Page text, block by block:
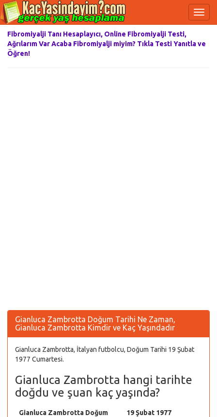
Fibromiyalji Tanı Hesaplayıcı, Online Fibromiyalji Testi,
Ağrılarım Var Acaba Fibromiyalji miyim? Tıkla Testi Yanıtla ve
Öğren!
Gianluca Zambrotta Doğum Tarihi Ne Zaman,
Gianluca Zambrotta Kimdir ve Kaç Yaşındadır
Gianluca Zambrotta, İtalyan futbolcu, Doğum Tarihi 19 Şubat
1977 Cumartesi.
Gianluca Zambrotta hangi tarihte
doğdu ve şuan kaç yaşında?
Gianluca Zambrotta Doğum
19 Şubat 1977